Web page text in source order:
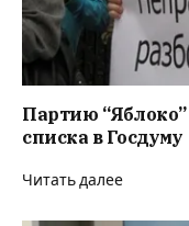
Партию
списка в Госдуму
Читать далее